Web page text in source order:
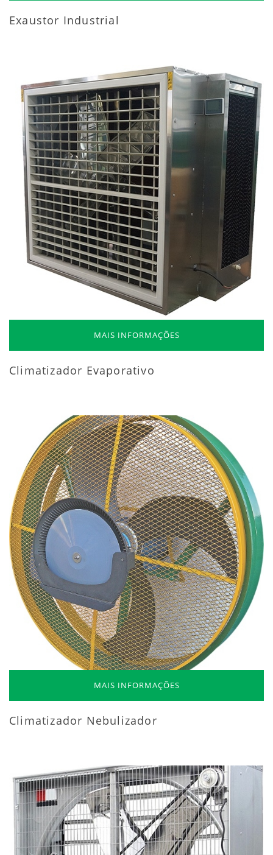
Exaustor Industrial
MAIS INFORMAÇÕES
Climatizador Evaporativo
MAIS INFORMAÇÕES
Climatizador Nebulizador